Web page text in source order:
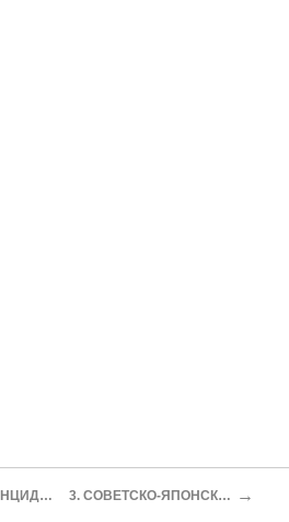
1. БЛАГОВЕЩЕНСКИЙ ИНЦИДЕНТ, ИЛИ ИНЦИДЕНТ У КОНСТАНТИНОВСКИХ ОСТРОВОВ В 1937 Г 3. СОВЕТСКО-ЯПОНСКИЙ КОНФЛИКТ В РАЙОНЕ ОЗЕРА ХАСАН В 1938 Г →